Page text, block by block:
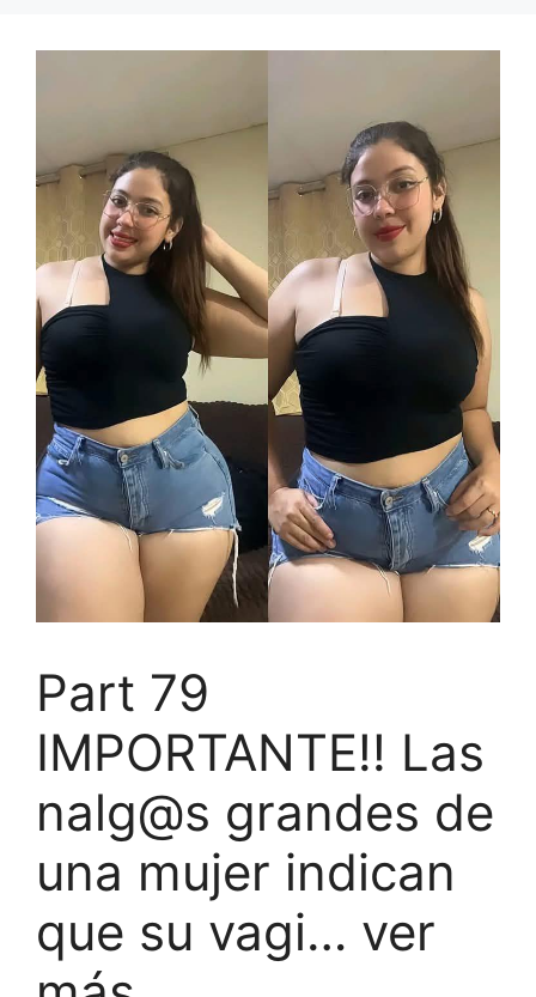
Part 79
IMPORTANTE!! Las
nalg@s grandes de
una mujer indican
que su vagi… ver